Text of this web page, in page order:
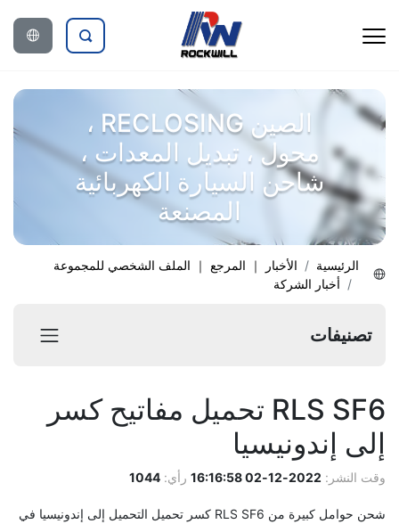
الصين RECLOSING ،
محول ، تبديل المعدات ،
شاحن السيارة الكهربائية
المصنعة
الرئيسية
الأخبار ｜ المرجع ｜ الملف الشخصي للمجموعة
أخبار الشركة
تصنيفات
RLS SF6 تحميل مفاتيح كسر
إلى إندونيسيا
وقت النشر: 2022-12-02 16:16:58 رأي: 1044
شحن حوامل كبيرة من RLS SF6 كسر تحميل التحميل إلى إندونيسيا في